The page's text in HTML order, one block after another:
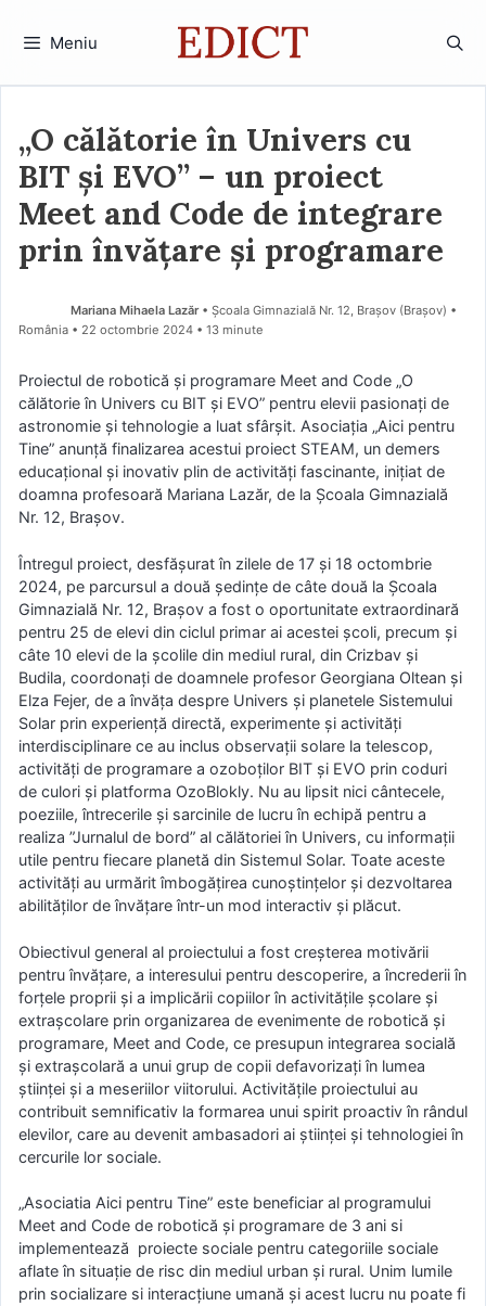
Meniu
„O călătorie în Univers cu
BIT și EVO” – un proiect
Meet and Code de integrare
prin învățare și programare
Mariana Mihaela Lazăr• Școala Gimnazială Nr. 12, Brașov (Braşov) •
România
22 octombrie 2024 • 13 minute
Proiectul de robotică și programare Meet and Code „O
călătorie în Univers cu BIT și EVO” pentru elevii pasionați de
astronomie și tehnologie a luat sfârșit. Asociația „Aici pentru
Tine” anunță finalizarea acestui proiect STEAM, un demers
educațional și inovativ plin de activități fascinante, inițiat de
doamna profesoară Mariana Lazăr, de la Școala Gimnazială
Nr. 12, Brașov.
Întregul proiect, desfășurat în zilele de 17 și 18 octombrie
2024, pe parcursul a două ședințe de câte două la Școala
Gimnazială Nr. 12, Brașov a fost o oportunitate extraordinară
pentru 25 de elevi din ciclul primar ai acestei școli, precum și
câte 10 elevi de la școlile din mediul rural, din Crizbav și
Budila, coordonați de doamnele profesor Georgiana Oltean și
Elza Fejer, de a învăța despre Univers și planetele Sistemului
Solar prin experiență directă, experimente și activități
interdisciplinare ce au inclus observații solare la telescop,
activități de programare a ozoboților BIT și EVO prin coduri
de culori și platforma OzoBlokly. Nu au lipsit nici cântecele,
poeziile, întrecerile și sarcinile de lucru în echipă pentru a
realiza ”Jurnalul de bord” al călătoriei în Univers, cu informații
utile pentru fiecare planetă din Sistemul Solar. Toate aceste
activități au urmărit îmbogățirea cunoștințelor și dezvoltarea
abilităților de învățare într-un mod interactiv și plăcut.
Obiectivul general al proiectului a fost creșterea motivării
pentru învățare, a interesului pentru descoperire, a încrederii în
forțele proprii și a implicării copiilor în activitățile școlare și
extrașcolare prin organizarea de evenimente de robotică și
programare, Meet and Code, ce presupun integrarea socială
și extrașcolară a unui grup de copii defavorizați în lumea
științei și a meseriilor viitorului. Activitățile proiectului au
contribuit semnificativ la formarea unui spirit proactiv în rândul
elevilor, care au devenit ambasadori ai științei și tehnologiei în
cercurile lor sociale.
„Asociatia Aici pentru Tine” este beneficiar al programului
Meet and Code de robotică și programare de 3 ani si
implementează proiecte sociale pentru categoriile sociale
aflate în situație de risc din mediul urban și rural. Unim lumile
prin socializare si interacțiune umană și acest lucru nu poate fi